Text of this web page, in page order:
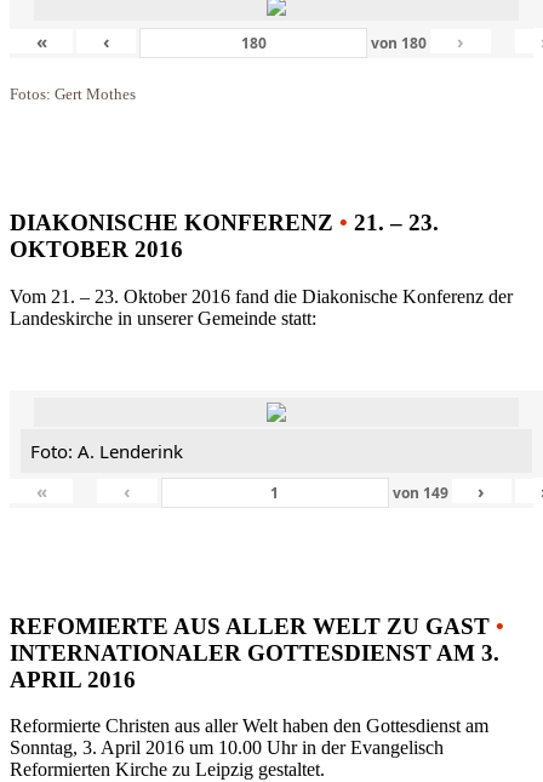
« ‹ von 180 ›
Fotos: Gert Mothes
DIAKONISCHE KONFERENZ • 21. – 23.
OKTOBER 2016
Vom 21. – 23. Oktober 2016 fand die Diakonische Konferenz der
Landeskirche in unserer Gemeinde statt:
Foto: A. Lenderink
«
‹ von 149 ›
REFOMIERTE AUS ALLER WELT ZU GAST •
INTERNATIONALER GOTTESDIENST AM 3.
APRIL 2016
Reformierte Christen aus aller Welt haben den Gottesdienst am
Sonntag, 3. April 2016 um 10.00 Uhr in der Evangelisch
Reformierten Kirche zu Leipzig gestaltet.